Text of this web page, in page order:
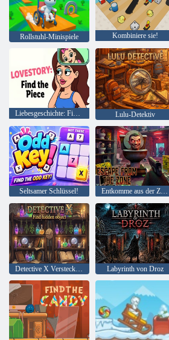
Rollstuhl-Minispiele Kombiniere sie!
Liebesgeschichte: Finde das Stück Lulu-Detektiv
Seltsamer Schlüssel! Entkomme aus der Zone
Detective X Verstecktes Objekt finden Labyrinth von Droz